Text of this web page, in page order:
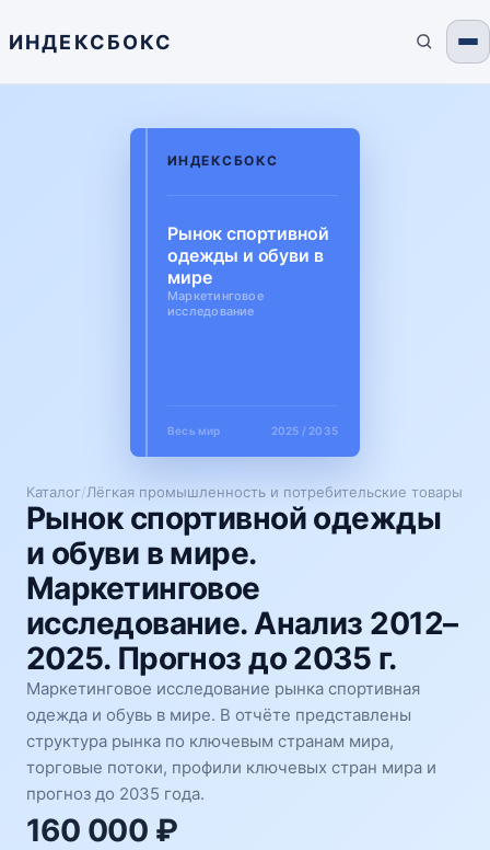
ИНДЕКСБОКС
Каталог/Лёгкая промышленность и потребительские товары
Рынок спортивной одежды
и обуви в мире.
Маркетинговое
исследование. Анализ 2012–
2025. Прогноз до 2035 г.
Маркетинговое исследование рынка спортивная
одежда и обувь в мире. В отчёте представлены
структура рынка по ключевым странам мира,
торговые потоки, профили ключевых стран мира и
прогноз до 2035 года.
160 000 ₽
ИНДЕКСБОКС
Рынок спортивной
одежды и обуви в
мире
Маркетинговое
исследование
Весь мир 2025 / 2035